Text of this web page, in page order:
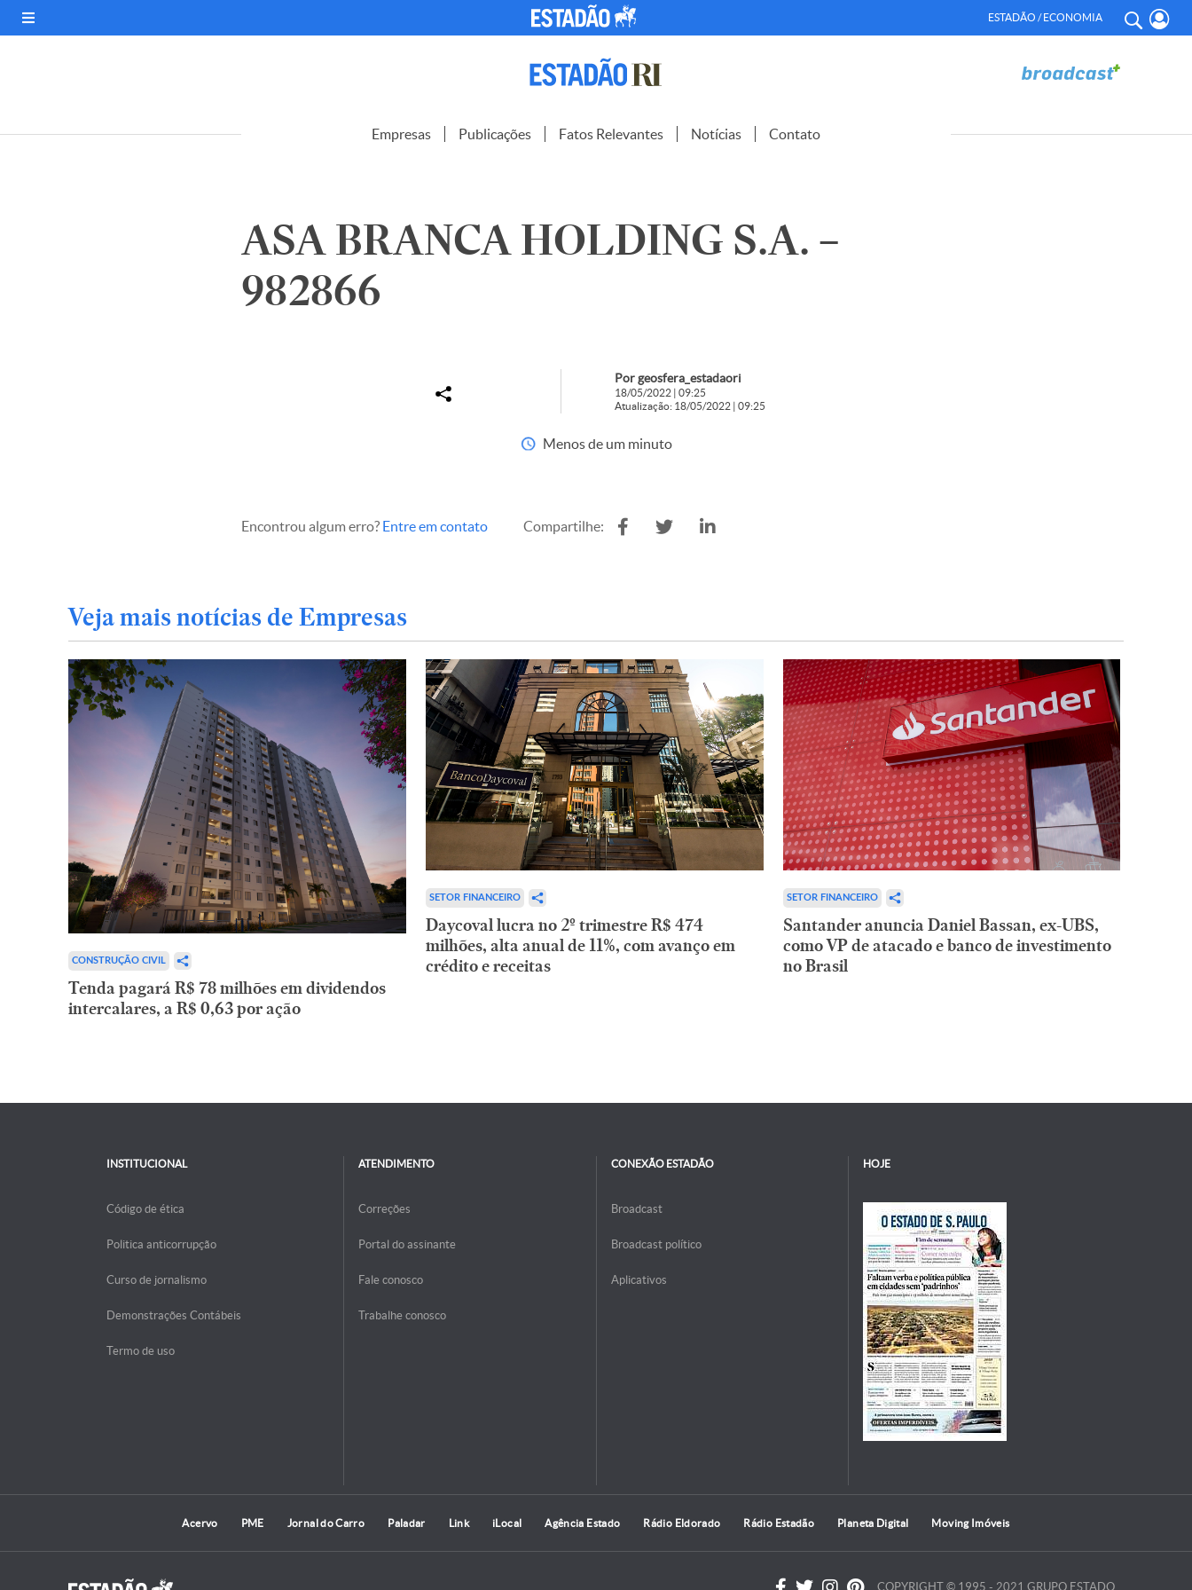
ESTADÃO / ECONOMIA
Empresas Publicações Fatos Relevantes Notícias Contato
ASA BRANCA HOLDING S.A. –
982866
Por geosfera_estadaori
18/05/2022 | 09:25
Atualização: 18/05/2022 | 09:25
Menos de um minuto
Encontrou algum erro? Entre em contato Compartilhe:
Veja mais notícias de Empresas
CONSTRUÇÃO CIVIL
Tenda pagará R$ 78 milhões em dividendos
intercalares, a R$ 0,63 por ação
SETOR FINANCEIRO
Daycoval lucra no 2º trimestre R$ 474
milhões, alta anual de 11%, com avanço em
crédito e receitas
SETOR FINANCEIRO
Santander anuncia Daniel Bassan, ex-UBS,
como VP de atacado e banco de investimento
no Brasil
INSTITUCIONAL
Código de ética
Politica anticorrupção
Curso de jornalismo
Demonstrações Contábeis
Termo de uso
ATENDIMENTO
Correções
Portal do assinante
Fale conosco
Trabalhe conosco
CONEXÃO ESTADÃO
Broadcast
Broadcast político
Aplicativos
HOJE
Acervo PME Jornal do Carro Paladar Link iLocal Agência Estado Rádio Eldorado Rádio Estadão Planeta Digital Moving Imóveis
COPYRIGHT © 1995 - 2021 GRUPO ESTADO